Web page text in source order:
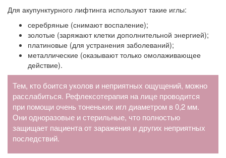
Для акупунктурного лифтинга используют такие иглы:
серебряные (снимают воспаление);
золотые (заряжают клетки дополнительной энергией);
платиновые (для устранения заболеваний);
металлические (оказывают только омолаживающее
действие).
Тем, кто боится уколов и неприятных ощущений, можно
расслабиться. Рефлексотерапия на лице проводится
при помощи очень тоненьких игл диаметром в 0,2 мм.
Они одноразовые и стерильные, что полностью
защищает пациента от заражения и других неприятных
последствий.